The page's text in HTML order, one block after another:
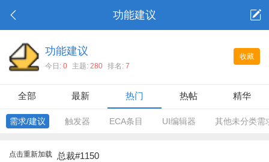
功能建议
收藏
功能建议
今日: 0 主题: 280 排名: 7
全部 最新 热门 热帖 精华
需求/建议 触发器 ECA条目 UI编辑器 其他未分类需
点击重新加载 总裁#1150